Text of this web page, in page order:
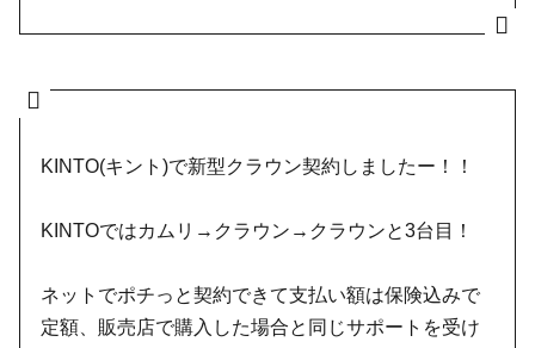
KINTO(キント)で新型クラウン契約しましたー！！
KINTOではカムリ→クラウン→クラウンと3台目！
ネットでポチっと契約できて支払い額は保険込みで
定額、販売店で購入した場合と同じサポートを受け